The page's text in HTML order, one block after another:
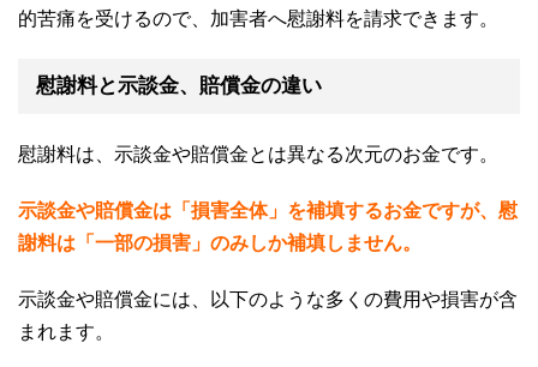
的苦痛を受けるので、加害者へ慰謝料を請求できます。
慰謝料と示談金、賠償金の違い
慰謝料は、示談金や賠償金とは異なる次元のお金です。
示談金や賠償金は「損害全体」を補填するお金ですが、慰
謝料は「一部の損害」のみしか補填しません。
示談金や賠償金には、以下のような多くの費用や損害が含
まれます。